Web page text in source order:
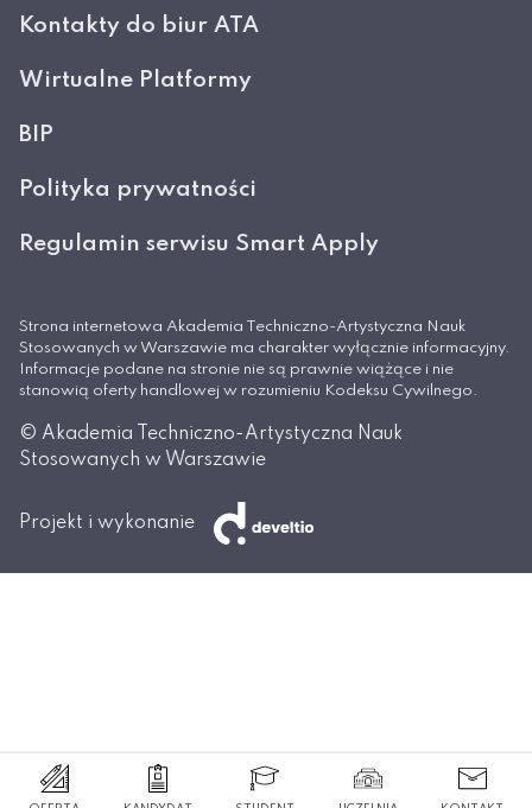
Kontakty do biur ATA
Wirtualne Platformy
BIP
Polityka prywatności
Regulamin serwisu Smart Apply
Strona internetowa Akademia Techniczno-Artystyczna Nauk
Stosowanych w Warszawie ma charakter wyłącznie informacyjny.
Informacje podane na stronie nie są prawnie wiążące i nie
stanowią oferty handlowej w rozumieniu Kodeksu Cywilnego.
© Akademia Techniczno-Artystyczna Nauk
Stosowanych w Warszawie
Projekt i wykonanie